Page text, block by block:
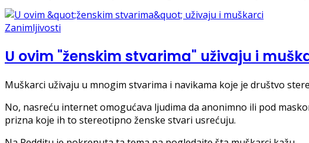
Zanimljivosti
U ovim "ženskim stvarima" uživaju i
Muškarci uživaju u mnogim stvarima i navikama koje je društvo
No, nasreću internet omogućava ljudima da anonimno ili pod
prizna koje ih to stereotipno ženske stvari usrećuju.